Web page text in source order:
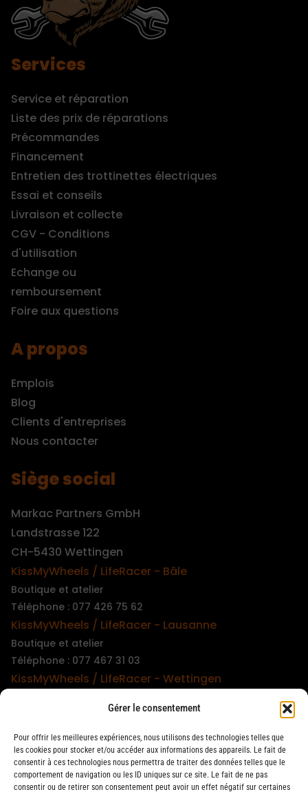
Gérer le consentement
Pour offrir les meilleures expériences, nous utilisons des technologies telles que
les cookies pour stocker et/ou accéder aux informations des appareils. Le fait de
consentir à ces technologies nous permettra de traiter des données telles que le
comportement de navigation ou les ID uniques sur ce site. Le fait de ne pas
consentir ou de retirer son consentement peut avoir un effet négatif sur certaines
Services
Service et réparation
Liste des prix de réparations
Précommandes
Financement
Entretien des trottinettes électriques
Essai et conseils
Livraison et collecte
CGV - Conditions
d'utilisation
Echange ou
remboursement
Foire aux questions
A propos
Emplois
Blog
Clients d'entreprises
Nous contacter
Siège social
Markac Partners GmbH
Landstrasse 122
CH-5430 Wettingen
KissMyWheels / LifeRacer - Bâle
Boutique et atelier
Téléphone : 077 426 75 62
KissMyWheels / LifeRacer - Lausanne
Boutique et atelier
Téléphone : 077 467 31 03
KissMyWheels / LifeRacer - Wettingen
Téléphone : 079 747 00 36
KissMyWheels / LifeRacer - Zürich Unterstrass
Boutique et atelier
Téléphone : 078 261 06 40
KissMyWheels / LifeRacer - Zürich Wiedikon